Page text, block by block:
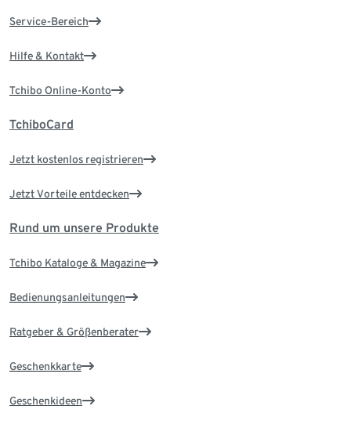
Service-Bereich
Hilfe & Kontakt
Tchibo Online-Konto
TchiboCard
Jetzt kostenlos registrieren
Jetzt Vorteile entdecken
Rund um unsere Produkte
Tchibo Kataloge & Magazine
Bedienungsanleitungen
Ratgeber & Größenberater
Geschenkkarte
Geschenkideen